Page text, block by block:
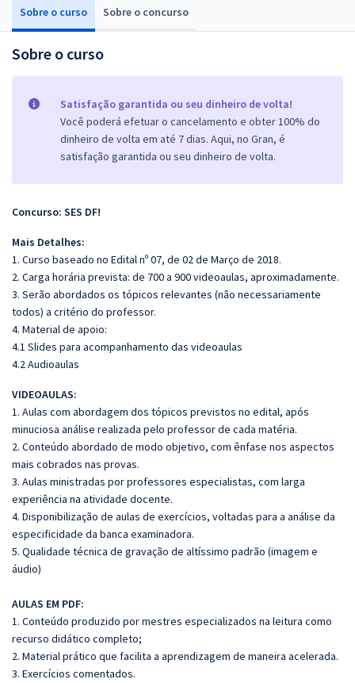
Sobre o curso Sobre o concurso
Sobre o curso
Satisfação garantida ou seu dinheiro de volta!
Você poderá efetuar o cancelamento e obter 100% do
dinheiro de volta em até 7 dias. Aqui, no Gran, é
satisfação garantida ou seu dinheiro de volta.
Concurso: SES DF!
Mais Detalhes:
1. Curso baseado no Edital nº 07, de 02 de Março de 2018.
2. Carga horária prevista: de 700 a 900 videoaulas, aproximadamente.
3. Serão abordados os tópicos relevantes (não necessariamente
todos) a critério do professor.
4. Material de apoio:
4.1 Slides para acompanhamento das videoaulas
4.2 Audioaulas
VIDEOAULAS:
1. Aulas com abordagem dos tópicos previstos no edital, após
minuciosa análise realizada pelo professor de cada matéria.
2. Conteúdo abordado de modo objetivo, com ênfase nos aspectos
mais cobrados nas provas.
3. Aulas ministradas por professores especialistas, com larga
experiência na atividade docente.
4. Disponibilização de aulas de exercícios, voltadas para a análise da
especificidade da banca examinadora.
5. Qualidade técnica de gravação de altíssimo padrão (imagem e
áudio)
AULAS EM PDF:
1. Conteúdo produzido por mestres especializados na leitura como
recurso didático completo;
2. Material prático que facilita a aprendizagem de maneira acelerada.
3. Exercícios comentados.